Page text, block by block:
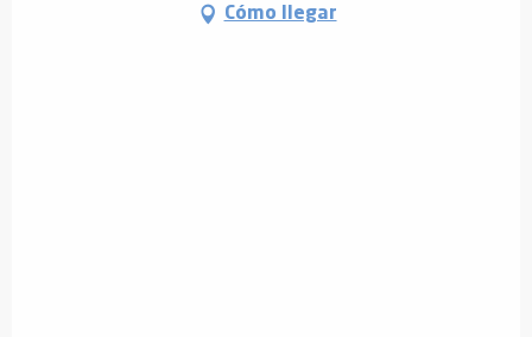
Cómo llegar